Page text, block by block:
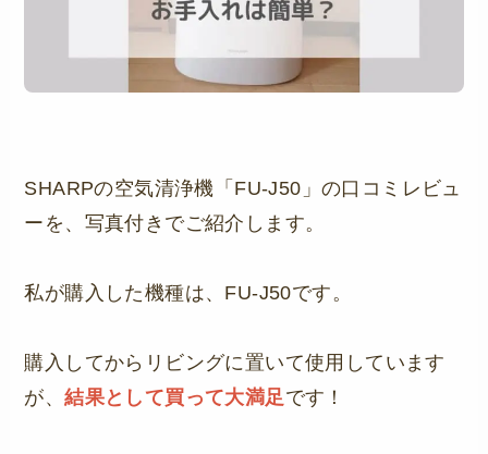
SHARPの空気清浄機「FU-J50」の口コミレビュ
ーを、写真付きでご紹介します。
私が購入した機種は、FU-J50です。
購入してからリビングに置いて使用しています
が、結果として買って大満足 です！